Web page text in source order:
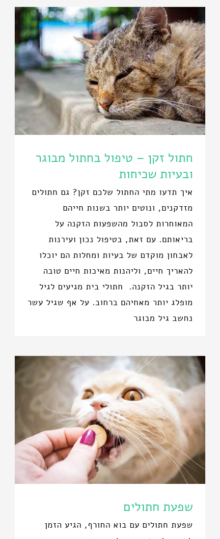
חתול זקן – טיפול בחתול מבוגר
ובעיות שכיחות
איך תדעו מתי החתול שלכם זקן? גם חתולים
מזדקנים, ונוטים יותר בשנות חייהם
המאוחרות לסבול מהשפעות הזקנה על
בריאותם. עם זאת, בטיפול נכון ועירנות
לאבחון מוקדם של בעיות ומחלות הם יוכלו
להאריך חיים, וליהנות מאיכות חיים טובה
יותר בגיל הזקנה. חתולי בית מגיעים לגיל
מופלג יותר מאחיהם ברחוב. על אף שגיל עשר
נחשב גיל מבוגר
שפעת חתולים
שפעת חתולים עם בוא החורף, הגיע הזמן